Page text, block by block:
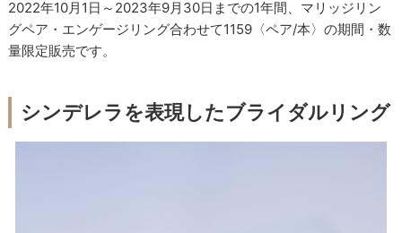
2022年10月1日～2023年9月30日までの1年間、マリッジリン
グペア・エンゲージリング合わせて1159〈ペア/本〉の期間・数
量限定販売です。
シンデレラを表現したブライダルリング